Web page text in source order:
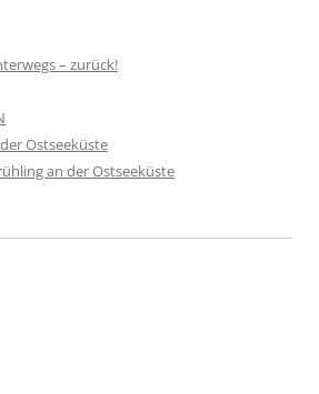
– zurück!
Ostseeküste
an der Ostseeküste